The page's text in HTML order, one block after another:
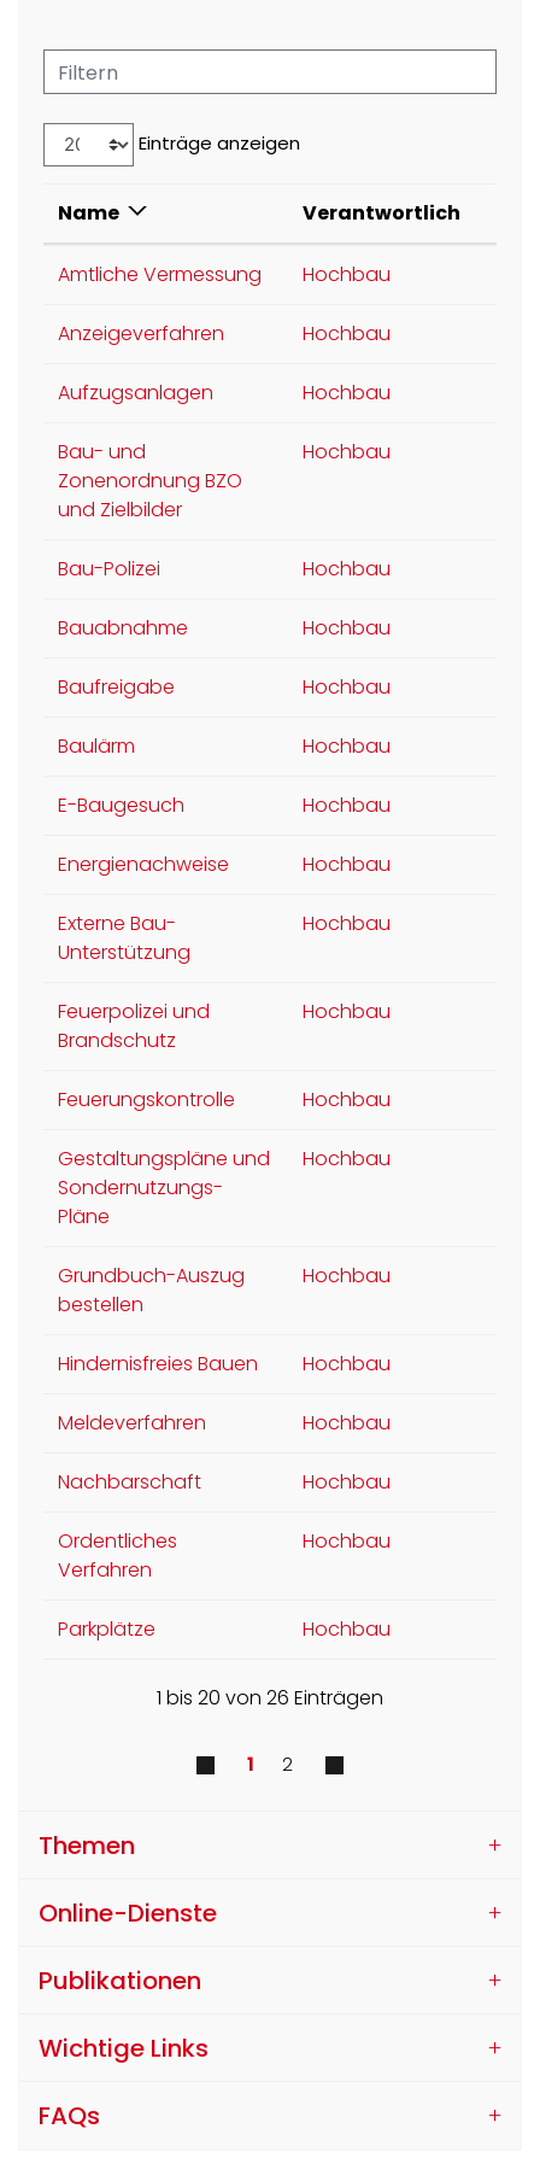
Filtern
Einträge anzeigen
Name Verantwortlich
Amtliche Vermessung Hochbau
Anzeigeverfahren Hochbau
Aufzugsanlagen Hochbau
Bau- und
Zonenordnung BZO
und Zielbilder
Hochbau
Bau-Polizei Hochbau
Bauabnahme Hochbau
Baufreigabe Hochbau
Baulärm Hochbau
E-Baugesuch Hochbau
Energienachweise Hochbau
Externe Bau-
Unterstützung
Hochbau
Feuerpolizei und
Brandschutz
Hochbau
Feuerungskontrolle Hochbau
Gestaltungspläne und
Sondernutzungs-
Pläne
Hochbau
Grundbuch-Auszug
bestellen
Hochbau
Hindernisfreies Bauen Hochbau
Meldeverfahren Hochbau
Nachbarschaft Hochbau
Ordentliches
Verfahren
Hochbau
Parkplätze Hochbau
1 bis 20 von 26 Einträgen
1 2
Themen
Online-Dienste
Publikationen
Wichtige Links
FAQs